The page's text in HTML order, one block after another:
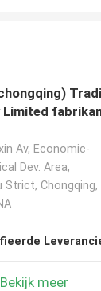
Limited
Av, Economic-
Dev. Area,
Strict, Chongqing,
Bekijk meer